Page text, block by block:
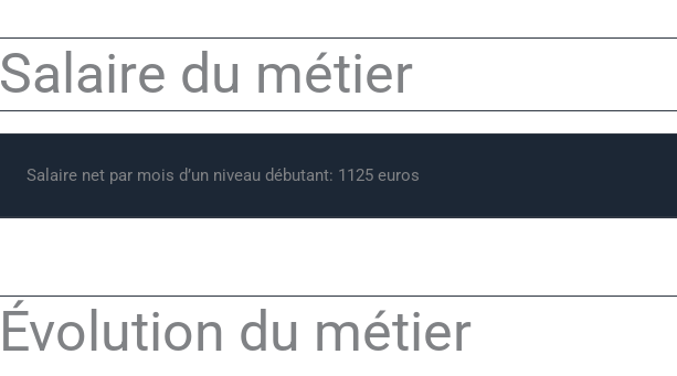
Salaire du métier​
Salaire net par mois d’un niveau débutant: 1125 euros
Évolution du métier